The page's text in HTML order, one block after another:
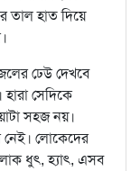
তাল হাত দিয়ে
ঢেউ দেখবে
সেদিকে
সহজ নয়।
লোকেদের
ধুৎ, হ্যাৎ, এসব